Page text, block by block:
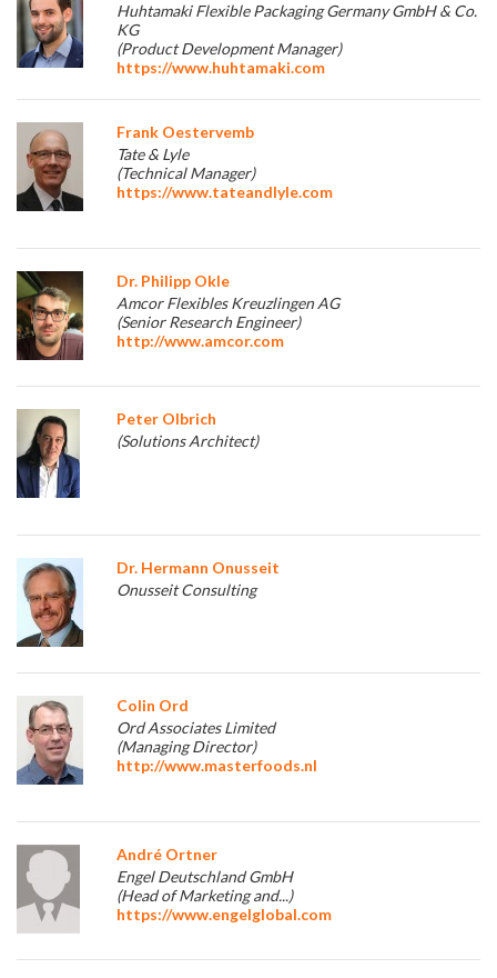
Huhtamaki Flexible Packaging Germany GmbH & Co.
KG
(Product Development Manager)
https://www.huhtamaki.com
Frank Oestervemb
Tate & Lyle
(Technical Manager)
https://www.tateandlyle.com
Dr. Philipp Okle
Amcor Flexibles Kreuzlingen AG
(Senior Research Engineer)
http://www.amcor.com
Peter Olbrich
(Solutions Architect)
Dr. Hermann Onusseit
Onusseit Consulting
Colin Ord
Ord Associates Limited
(Managing Director)
http://www.masterfoods.nl
André Ortner
Engel Deutschland GmbH
(Head of Marketing and...)
https://www.engelglobal.com